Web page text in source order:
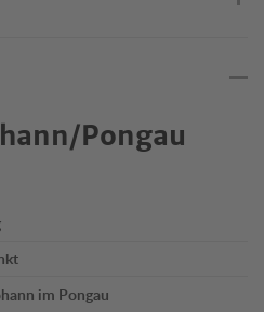
Pongau
im Pongau